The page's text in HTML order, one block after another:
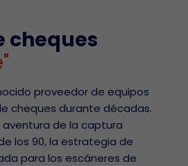
cheques
proveedor de equipos
cheques durante décadas.
de la captura
los 90, la estrategia de
para los escáneres de